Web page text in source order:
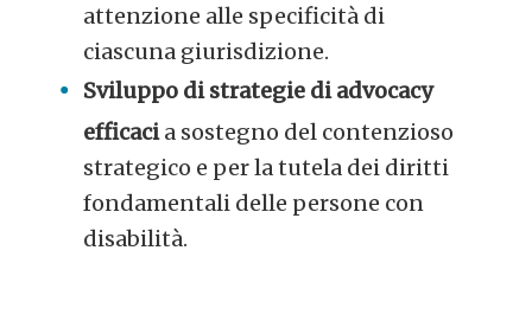
attenzione alle specificità di
ciascuna giurisdizione.
Sviluppo di strategie di advocacy
efficacia sostegno del contenzioso
strategico e per la tutela dei diritti
fondamentali delle persone con
disabilità.